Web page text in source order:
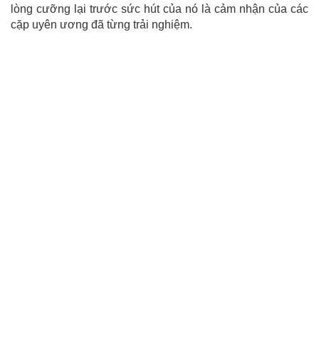
lòng cưỡng lại trước sức hút của nó là cảm nhận của các
cặp uyên ương đã từng trải nghiệm.